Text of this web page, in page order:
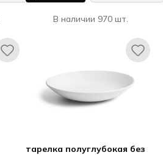
В наличии 970 шт.
тарелка полуглубокая без